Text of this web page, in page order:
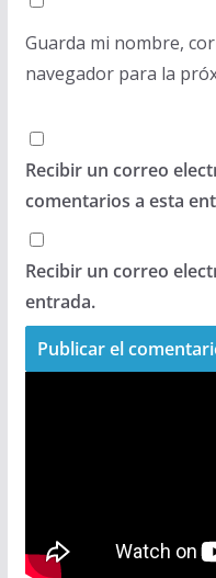
Guarda mi nombre,
navegador para la
Recibir un correo
comentarios a esta
Recibir un correo
entrada.